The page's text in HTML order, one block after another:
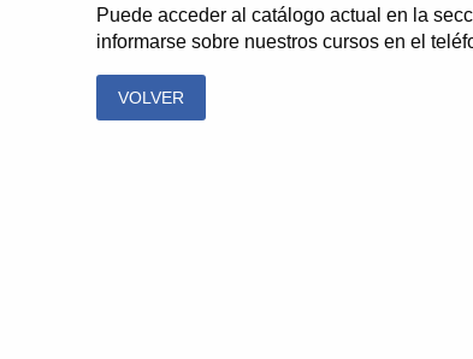
Puede acceder al catálogo actual en la
informarse sobre nuestros cursos en el
VOLVER